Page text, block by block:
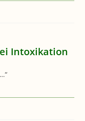
Intoxikation